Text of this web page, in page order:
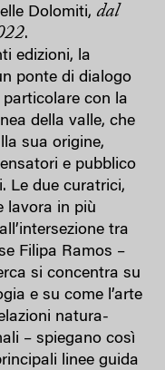
Dolomiti, dal
.
edizioni, la
ponte di dialogo
con la
della valle, che
sua origine,
e pubblico
Le due curatrici,
lavora in più
tra
Filipa Ramos –
si concentra su
e su come l’arte
natura-
– spiegano così
linee guida